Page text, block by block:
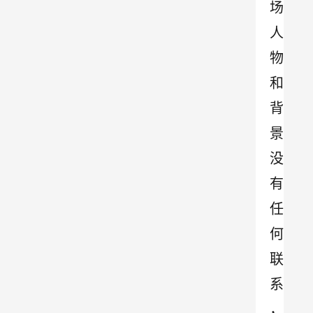
场
人
物
和
背
景
没
有
任
何
联
系
，